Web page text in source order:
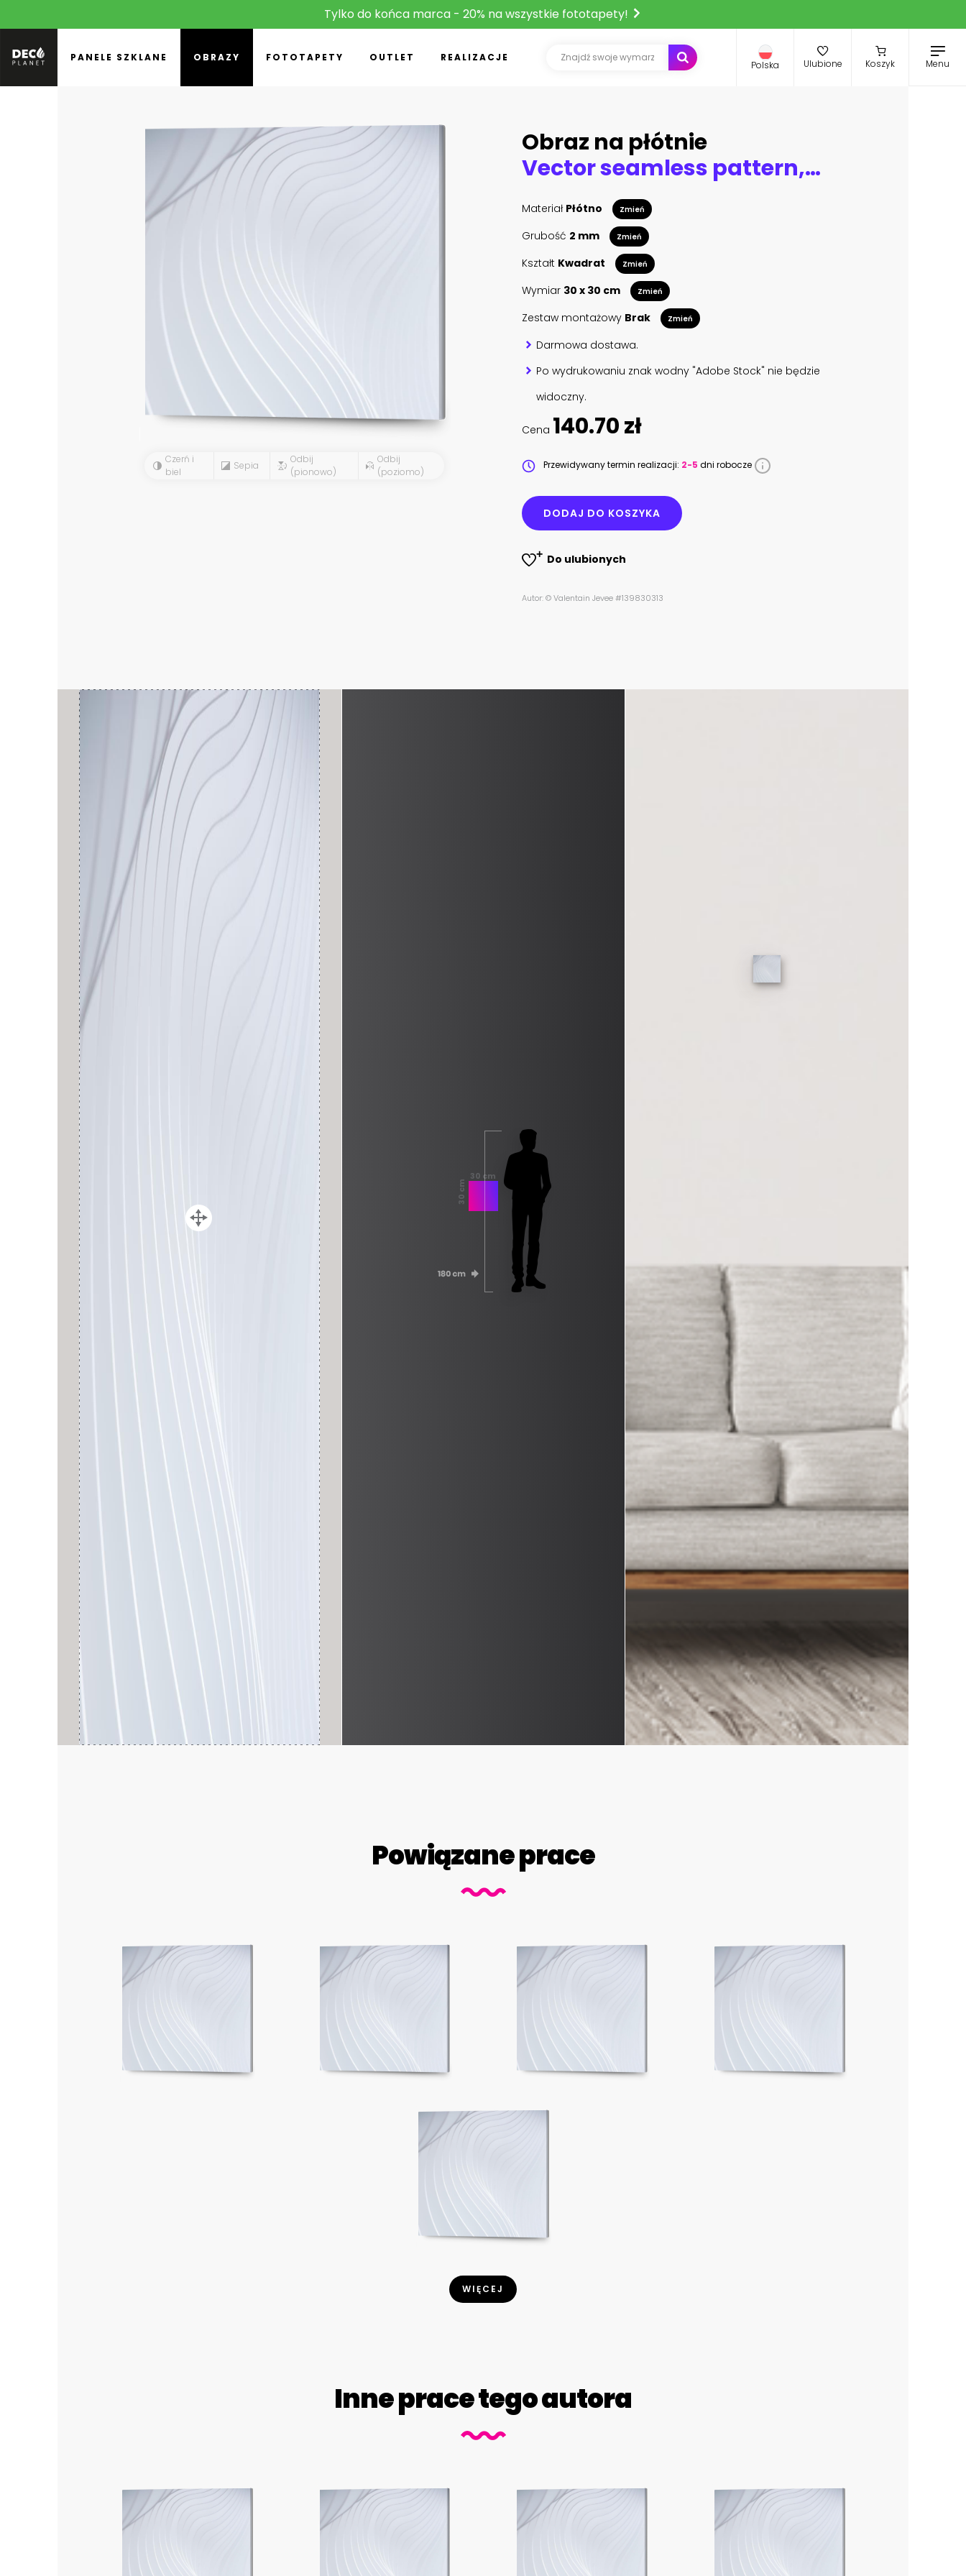
Tylko do końca marca - 20% na wszystkie fototapety!
PANELE SZKLANE OBRAZY FOTOTAPETY OUTLET REALIZACJE
Polska Ulubione Koszyk Menu
Czerń i
biel
Sepia
Odbij
(pionowo)
Odbij
(poziomo)
Obraz na płótnie
Vector seamless pattern, graphic illustration
Materiał Płótno Zmień
Grubość 2 mm Zmień
Kształt Kwadrat Zmień
Wymiar 30 x 30 cm Zmień
Zestaw montażowy Brak Zmień
Darmowa dostawa.
Po wydrukowaniu znak wodny "Adobe Stock" nie będzie
widoczny.
Cena 140.70 zł
Przewidywany termin realizacji: 2-5 dni robocze
DODAJ DO KOSZYKA
Do ulubionych
Autor: © Valentain Jevee #139830313
30 cm
30 cm
Powiązane prace
WIĘCEJ
Inne prace tego autora